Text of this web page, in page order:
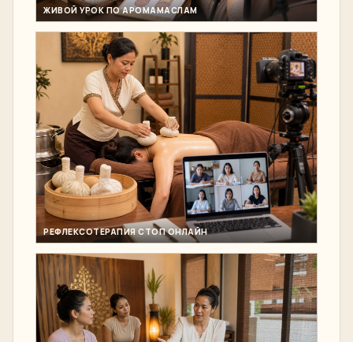
ЖИВОЙ УРОК ПО АРОМАМАСЛАМ
РЕФЛЕКСОТЕРАПИЯ СТОП ОНЛАЙН